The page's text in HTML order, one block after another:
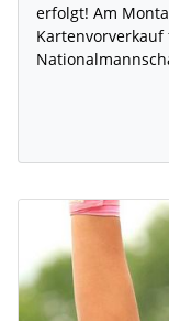
erfolgt! Am